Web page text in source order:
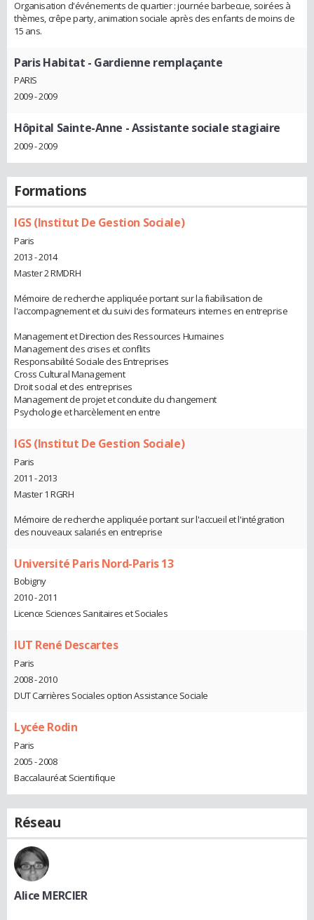
Organisation d'événements de quartier : journée barbecue, soirées à
thèmes, crêpe party, animation sociale après des enfants de moins de
15 ans.
Paris Habitat - Gardienne remplaçante
PARIS
2009 - 2009
Hôpital Sainte-Anne - Assistante sociale stagiaire
2009 - 2009
Formations
IGS (Institut De Gestion Sociale)
Paris
2013 - 2014
Master 2 RMDRH
Mémoire de recherche appliquée portant sur la fiabilisation de
l'accompagnement et du suivi des formateurs internes en entreprise
Management et Direction des Ressources Humaines
Management des crises et conflits
Responsabilité Sociale des Entreprises
Cross Cultural Management
Droit social et des entreprises
Management de projet et conduite du changement
Psychologie et harcèlement en entre
IGS (Institut De Gestion Sociale)
Paris
2011 - 2013
Master 1 RGRH
Mémoire de recherche appliquée portant sur l'accueil et l'intégration
des nouveaux salariés en entreprise
Université Paris Nord-Paris 13
Bobigny
2010 - 2011
Licence Sciences Sanitaires et Sociales
IUT René Descartes
Paris
2008 - 2010
DUT Carrières Sociales option Assistance Sociale
Lycée Rodin
Paris
2005 - 2008
Baccalauréat Scientifique
Réseau
Alice MERCIER